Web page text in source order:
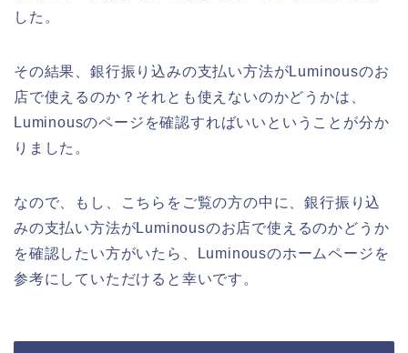
した。
その結果、銀行振り込みの支払い方法がLuminousのお
店で使えるのか？それとも使えないのかどうかは、
Luminousのページを確認すればいいということが分か
りました。
なので、もし、こちらをご覧の方の中に、銀行振り込
みの支払い方法がLuminousのお店で使えるのかどうか
を確認したい方がいたら、Luminousのホームページを
参考にしていただけると幸いです。